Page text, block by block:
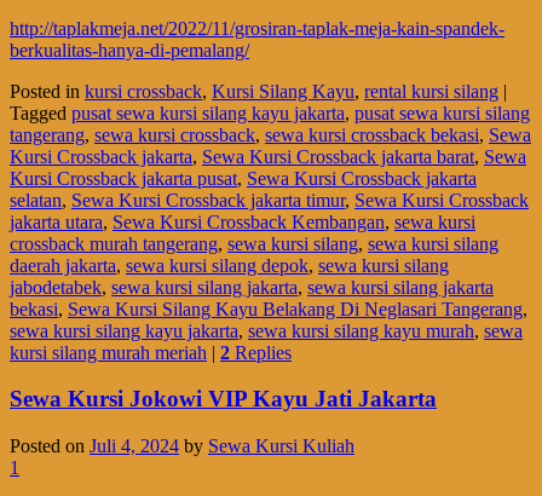
http://taplakmeja.net/2022/11/grosiran-taplak-meja-kain-spandek-
berkualitas-hanya-di-pemalang/
Posted in kursi crossback, Kursi Silang Kayu, rental kursi silang |
Tagged pusat sewa kursi silang kayu jakarta, pusat sewa kursi silang
tangerang, sewa kursi crossback, sewa kursi crossback bekasi, Sewa
Kursi Crossback jakarta, Sewa Kursi Crossback jakarta barat, Sewa
Kursi Crossback jakarta pusat, Sewa Kursi Crossback jakarta
selatan, Sewa Kursi Crossback jakarta timur, Sewa Kursi Crossback
jakarta utara, Sewa Kursi Crossback Kembangan, sewa kursi
crossback murah tangerang, sewa kursi silang, sewa kursi silang
daerah jakarta, sewa kursi silang depok, sewa kursi silang
jabodetabek, sewa kursi silang jakarta, sewa kursi silang jakarta
bekasi, Sewa Kursi Silang Kayu Belakang Di Neglasari Tangerang,
sewa kursi silang kayu jakarta, sewa kursi silang kayu murah, sewa
kursi silang murah meriah | 2 Replies
Sewa Kursi Jokowi VIP Kayu Jati Jakarta
Posted on Juli 4, 2024 by Sewa Kursi Kuliah
1